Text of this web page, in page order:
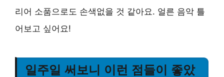
리어 소품으로도 손색없을 것 같아요. 얼른 음악 틀
어보고 싶어요!
일주일 써보니 이런 점들이 좋았